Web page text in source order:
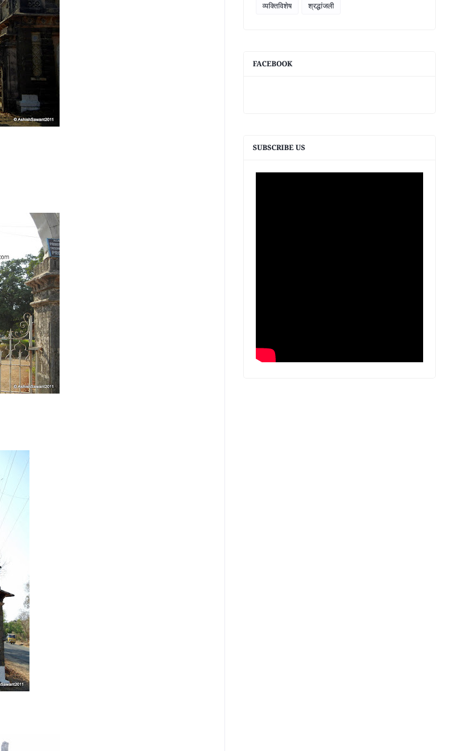
व्यक्तिविशेष
श्रद्धांजली
FACEBOOK
SUBSCRIBE US